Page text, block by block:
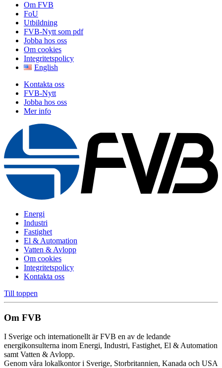
Om FVB
FoU
Utbildning
FVB-Nytt som pdf
Jobba hos oss
Om cookies
Integritetspolicy
English
Kontakta oss
FVB-Nytt
Jobba hos oss
Mer info
Energi
Industri
Fastighet
El & Automation
Vatten & Avlopp
Om cookies
Integritetspolicy
Kontakta oss
Till toppen
Om FVB
I Sverige och internationellt är FVB en av de ledande
energikonsulterna inom Energi, Industri, Fastighet, El & Automation
samt Vatten & Avlopp.
Genom våra lokalkontor i Sverige, Storbritannien, Kanada och USA